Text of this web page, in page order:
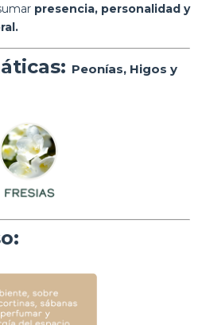
presencia, personalidad y
Peonías, Higos y